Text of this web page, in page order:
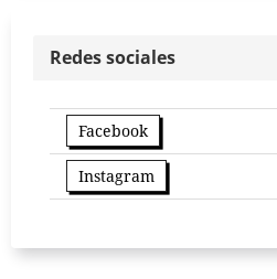
Redes sociales
Facebook
Instagram